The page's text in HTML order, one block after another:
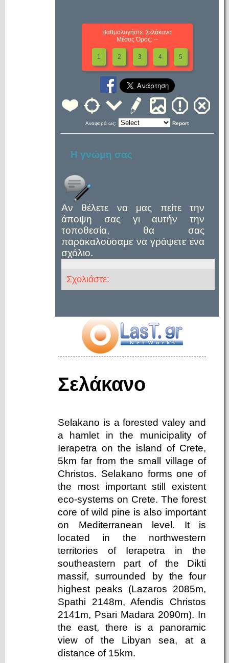
Βαθμολογήστε: Σελάκανο
Μέσος Όρος: --
1 2 3 4 5
Αναφορά ως: Report
Η γνώμη σας
Αν θέλετε να μας πείτε την
άποψη σας γι αυτήν την
τοποθεσία, θα σας
παρακαλούσαμε να γράψετε ένα
σχόλιο.
Σχολιάστε:
Σελάκανο
Selakano is a forested valey and
a hamlet in the municipality of
Ierapetra on the island of Crete,
5km far from the small village of
Christos. Selakano forms one of
the most important still existent
eco-systems on Crete. The forest
core of wild pine is also important
on Mediterranean level. It is
located in the northwestern
territories of Ierapetra in the
southeastern part of the Dikti
massif, surrounded by the four
highest peaks (Lazaros 2085m,
Spathi 2148m, Afendis Christos
2141m, Psari Madara 2090m). In
the east, there is a panoramic
view of the Libyan sea, at a
distance of 15km.